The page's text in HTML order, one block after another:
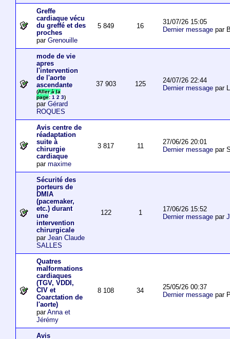
Greffe
cardiaque vécu
du greffé et des
proches
par Grenouille
5 849 16
31/07/26 15:05
Dernier messagepar
mode de vie
apres
l'intervention
de l'aorte
ascendante
(Aller à la
page: 1 2 3)
par Gérard
ROQUES
37 903 125
24/07/26 22:44
Dernier messagepar
Avis centre de
réadaptation
suite à
chirurgie
cardiaque
par maxime
3 817 11
27/06/26 20:01
Dernier messagepar
Sécurité des
porteurs de
DMIA
(pacemaker,
etc.) durant
une
intervention
chirurgicale
par Jean Claude
SALLES
122 1
17/06/26 15:52
Dernier messagepar
Quatres
malformations
cardiaques
(TGV, VDDI,
CIV et
Coarctation de
l'aorte)
parAnna et
Jérémy
8 108 34
25/05/26 00:37
Dernier messagepar
Avis